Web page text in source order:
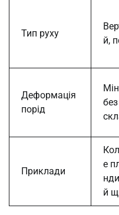
Тип руху
й,
Деформація
порід
Приклади
е
й